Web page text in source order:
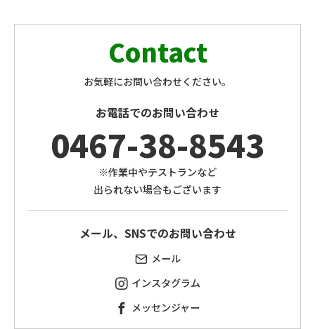
Contact
お気軽にお問い合わせください。
お電話でのお問い合わせ
0467-38-8543
※作業中やテストランなど
出られない場合もございます
メール、SNSでのお問い合わせ
メール
インスタグラム
メッセンジャー